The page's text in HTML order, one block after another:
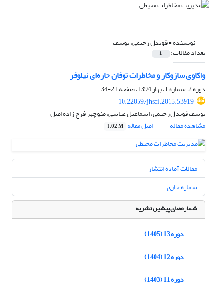
نویسنده =قویدل رحیمی، یوسف
تعداد مقالات: 1
واکاوی سازوکار و مخاطرات توفان حاره‌ای نیلوفر
دوره 2، شماره 1، بهار 1394، صفحه
21-34
10.22059/jhsci.2015.53919
یوسف قویدل رحیمی، اسماعیل عباسی، منوچهر فرج زاده اصل
مشاهده مقاله
اصل مقاله 1.02 M
مقالات آماده انتشار
شماره جاری
شماره‌های پیشین نشریه
دوره 13 (1405)
دوره 12 (1404)
دوره 11 (1403)